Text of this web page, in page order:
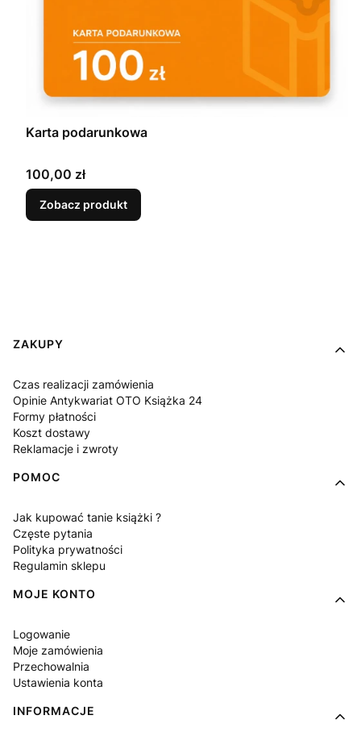
Karta podarunkowa
Cena
100,00 zł
Zobacz produkt
Linki w stopce
ZAKUPY
Czas realizacji zamówienia
Opinie Antykwariat OTO Książka 24
Formy płatności
Koszt dostawy
Reklamacje i zwroty
POMOC
Jak kupować tanie książki ?
Częste pytania
Polityka prywatności
Regulamin sklepu
MOJE KONTO
Logowanie
Moje zamówienia
Przechowalnia
Ustawienia konta
INFORMACJE